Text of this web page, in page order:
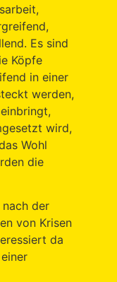
Es sind
Köpfe
in einer
werden,
wird,
Wohl
die
der
von Krisen
da